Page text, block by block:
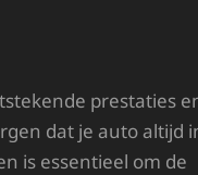
prestaties
dat je auto altijd
is essentieel om de